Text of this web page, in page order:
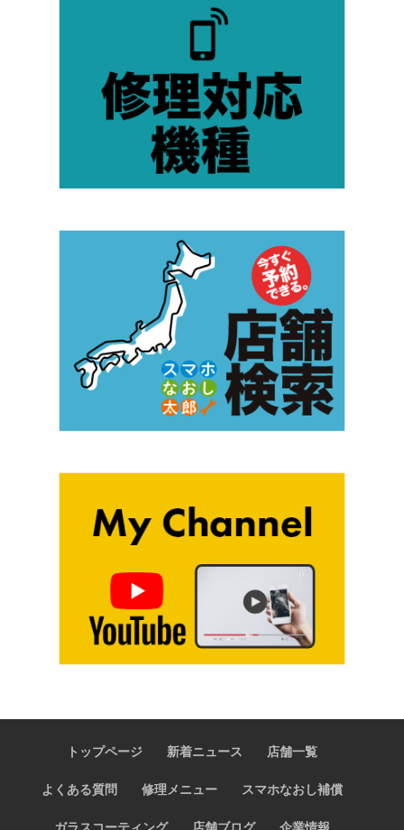
トップページ 新着ニュース 店舗一覧
よくある質問 修理メニュー スマホなおし補償